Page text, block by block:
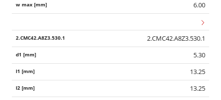
6.00
2.CMC42.A8Z3.530.1
5.30
13.25
13.25